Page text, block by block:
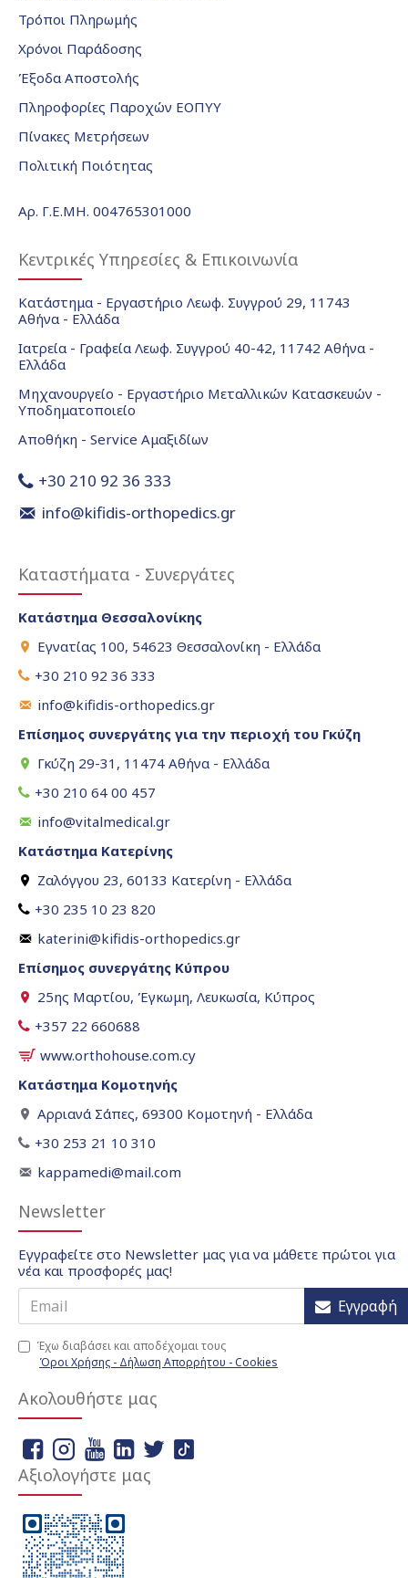
Τρόποι Πληρωμής
Χρόνοι Παράδοσης
Έξοδα Αποστολής
Πληροφορίες Παροχών ΕΟΠΥΥ
Πίνακες Μετρήσεων
Πολιτική Ποιότητας
Αρ. Γ.Ε.ΜΗ. 004765301000
Κεντρικές Υπηρεσίες & Επικοινωνία
Κατάστημα - Εργαστήριο Λεωφ. Συγγρού 29, 11743
Αθήνα - Ελλάδα
Ιατρεία - Γραφεία Λεωφ. Συγγρού 40-42, 11742 Αθήνα -
Ελλάδα
Μηχανουργείο - Εργαστήριο Μεταλλικών Κατασκευών -
Υποδηματοποιείο
Αποθήκη - Service Αμαξιδίων
+30 210 92 36 333
info@kifidis-orthopedics.gr
Καταστήματα - Συνεργάτες
Κατάστημα Θεσσαλονίκης
Εγνατίας 100, 54623 Θεσσαλονίκη - Ελλάδα
+30 210 92 36 333
info@kifidis-orthopedics.gr
Επίσημος συνεργάτης για την περιοχή του Γκύζη
Γκύζη 29-31, 11474 Αθήνα - Ελλάδα
+30 210 64 00 457
info@vitalmedical.gr
Κατάστημα Κατερίνης
Ζαλόγγου 23, 60133 Κατερίνη - Ελλάδα
+30 235 10 23 820
katerini@kifidis-orthopedics.gr
Επίσημος συνεργάτης Κύπρου
25ης Μαρτίου, Έγκωμη, Λευκωσία, Κύπρος
+357 22 660688
www.orthohouse.com.cy
Κατάστημα Κομοτηνής
Αρριανά Σάπες, 69300 Κομοτηνή - Ελλάδα
+30 253 21 10 310
kappamedi@mail.com
Newsletter
Εγγραφείτε στο Newsletter μας για να μάθετε πρώτοι για
νέα και προσφορές μας!
Εγγραφή
Έχω διαβάσει και αποδέχομαι τους
Όροι Χρήσης - Δήλωση Απορρήτου - Cookies
Ακολουθήστε μας
Αξιολογήστε μας